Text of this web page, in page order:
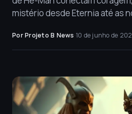
mistério desde Eternia até as
Por Projeto B News·10 de junho de